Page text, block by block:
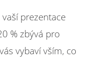
prezentace
% zbývá pro
vybaví vším, co